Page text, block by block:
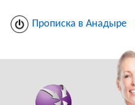
Прописка в Анадыре